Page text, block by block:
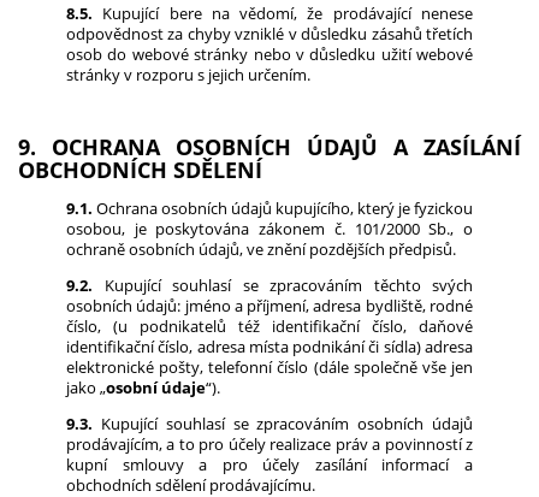
8.5. Kupující bere na vědomí, že prodávající nenese
odpovědnost za chyby vzniklé v důsledku zásahů třetích
osob do webové stránky nebo v důsledku užití webové
stránky v rozporu s jejich určením.
9. OCHRANA OSOBNÍCH ÚDAJŮ A ZASÍLÁNÍ
OBCHODNÍCH SDĚLENÍ
9.1. Ochrana osobních údajů kupujícího, který je fyzickou
osobou, je poskytována zákonem č. 101/2000 Sb., o
ochraně osobních údajů, ve znění pozdějších předpisů.
9.2. Kupující souhlasí se zpracováním těchto svých
osobních údajů: jméno a příjmení, adresa bydliště, rodné
číslo, (u podnikatelů též identifikační číslo, daňové
identifikační číslo, adresa místa podnikání či sídla) adresa
elektronické pošty, telefonní číslo (dále společně vše jen
jako „osobní údaje“).
9.3. Kupující souhlasí se zpracováním osobních údajů
prodávajícím, a to pro účely realizace práv a povinností z
kupní smlouvy a pro účely zasílání informací a
obchodních sdělení prodávajícímu.